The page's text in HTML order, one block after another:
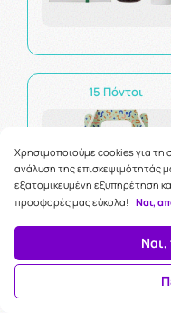
15 Πόντοι
Χρησιμοποιούμε cookies για τη
ανάλυση της επισκεψιμότητάς
εξατομικευμένη εξυπηρέτηση
προσφορές μας εύκολα! Ναι,
Ναι,